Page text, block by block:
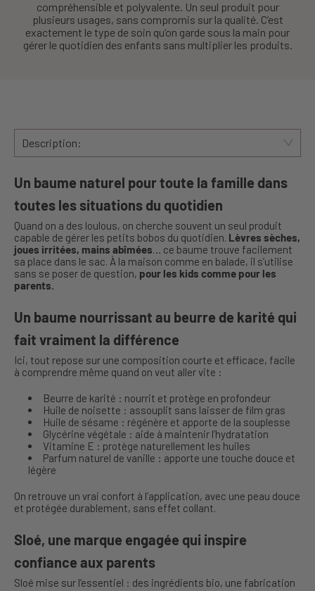
compréhensible et polyvalente. Un seul produit pour
plusieurs usages, sans compromis sur la qualité. C’est
exactement le type de soin qu’on garde sous la main pour
gérer le quotidien des enfants sans multiplier les produits.
Description:
Un baume naturel pour toute la famille dans
toutes les situations du quotidien
Quand on a des loulous, on cherche souvent un seul produit
capable de gérer les petits bobos du quotidien. Lèvres sèches,
joues irritées, mains abîmées… ce baume trouve facilement
sa place dans le sac. À la maison comme en balade, il s’utilise
sans se poser de question, pour les kids comme pour les
parents.
Un baume nourrissant au beurre de karité qui
fait vraiment la différence
Ici, tout repose sur une composition courte et efficace, facile
à comprendre même quand on veut aller vite :
Beurre de karité : nourrit et protège en profondeur
Huile de noisette : assouplit sans laisser de film gras
Huile de sésame : régénère et apporte de la souplesse
Glycérine végétale : aide à maintenir l’hydratation
Vitamine E : protège naturellement les huiles
Parfum naturel de vanille : apporte une touche douce et
légère
On retrouve un vrai confort à l’application, avec une peau douce
et protégée durablement, sans effet collant.
Sloé, une marque engagée qui inspire
confiance aux parents
Sloé mise sur l’essentiel : des ingrédients bio, une fabrication